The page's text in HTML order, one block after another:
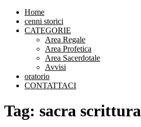
Home
cenni storici
CATEGORIE
Area Regale
Area Profetica
Area Sacerdotale
Avvisi
oratorio
CONTATTACI
Tag: sacra scrittura